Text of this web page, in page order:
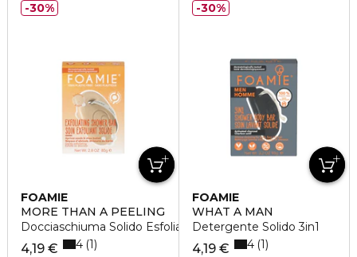
FOAMIE
MORE THAN A PEELING
Docciaschiuma Solido Esfoliante
4,19 €
4 1
30%
FOAMIE
WHAT A MAN
Detergente Solido 3in1
4,19 €
4 1
30%